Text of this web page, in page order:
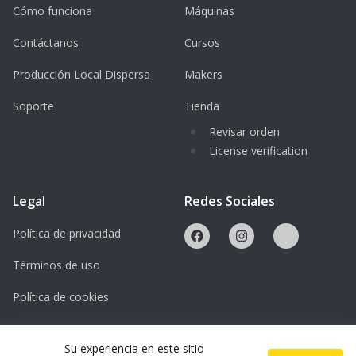
notwendige Wissen für einen sicheren
und Gravurprojekten zu erzielen.
Für wen ist die Einweisung geeignet?
Maker und DIY-Begeisterte
Designer*innen und Kreative
Produktentwickler*innen und Start-ups
Alle Interessierten an digitaler Fertigung
und Lasertechnologie
Veranstalter
Cómo funciona
Contáctanos
Producción Local Dispersa
Soporte
Máquinas
Cursos
Makers
Tienda
Revisar orden
License verification
Legal
Política de privacidad
Términos de uso
Política de cookies
Licencias
Redes Sociales
Su experiencia en este sitio